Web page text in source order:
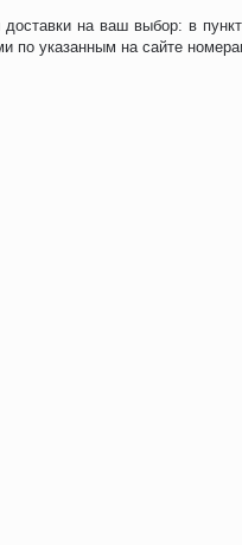
на ваш выбор: в
по указанным на сайте